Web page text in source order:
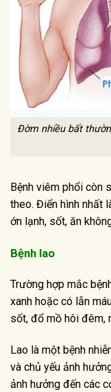
Đờm nhiều bất
Bệnh viêm phổi còn
theo. Điển hình nhất
ớn lạnh, sốt, ăn
Bệnh lao
Trường hợp mắc
xanh hoặc có lẫn
sốt, đổ mồ hôi đêm,
Lao là một bệnh
và chủ yếu ảnh
ảnh hưởng đến các